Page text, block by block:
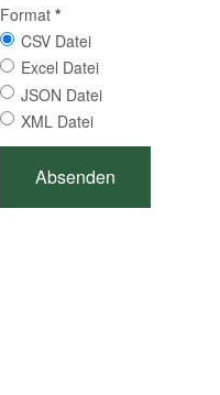
Format *
CSV Datei
Excel Datei
JSON Datei
XML Datei